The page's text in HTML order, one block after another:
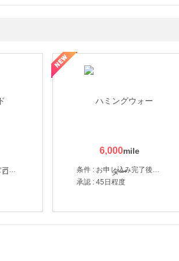
条件 : インタビューヒアリング完了
6,000
条件 : お申し込み完了後、決済登録完了と1ヶ月以内のサーバー初回設置。
承認 : 45日程度